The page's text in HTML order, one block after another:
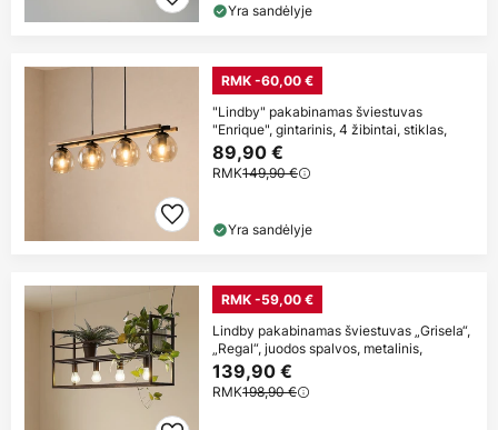
Yra sandėlyje
RMK -60,00 €
"Lindby" pakabinamas šviestuvas
"Enrique", gintarinis, 4 žibintai, stiklas,
89,90 €
RMK149,90 €
Yra sandėlyje
RMK -59,00 €
Lindby pakabinamas šviestuvas „Grisela“,
„Regal“, juodos spalvos, metalinis,
139,90 €
RMK198,90 €